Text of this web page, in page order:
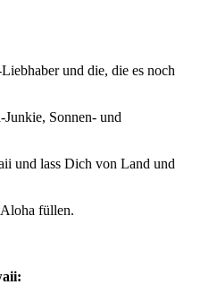
und die, die es noch
Sonnen- und
und lass Dich von Land und
füllen.